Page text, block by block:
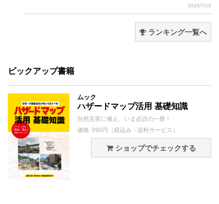
2026/7/16
ランキング一覧へ
ピックアップ書籍
ムック
ハザードマップ活用 基礎知識
自然災害に備え、いま必読の一冊！
価格: 990円（税込み・送料サービス）
ショップでチェックする